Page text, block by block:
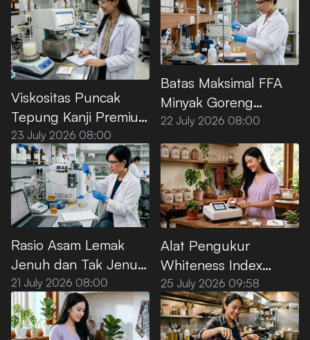
Viskositas Puncak
Tepung Kanji Premium
saat Dipanaskan di Air
23 July 2026 08:00
Batas Maksimal FFA
Minyak Goreng
Premium Menurut SNI
22 July 2026 08:00
Rasio Asam Lemak
Jenuh dan Tak Jenuh
pada Minyak Sawit
Premium
21 July 2026 08:00
Alat Pengukur
Whiteness Index
Tepung Kanji Premium
25 July 2026 09:58